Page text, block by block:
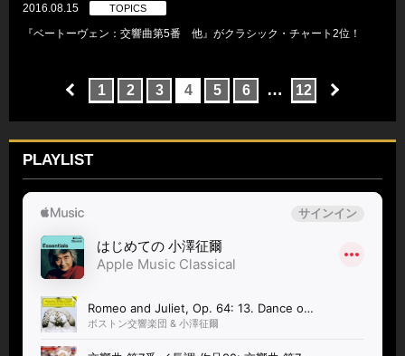
2016.08.15 TOPICS
『ベートーヴェン：交響曲第5番 他』がクラシック・チャート2位！
1 2 3 4 5 6 … 12
PLAYLIST